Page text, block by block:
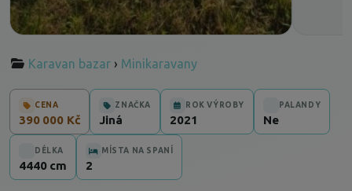
Karavan bazar › Minikaravany
CENA
390 000 Kč
ZNAČKA
Jiná
ROK VÝROBY
2021
PALANDY
Ne
DÉLKA
4440 cm
MÍSTA NA SPANÍ
2